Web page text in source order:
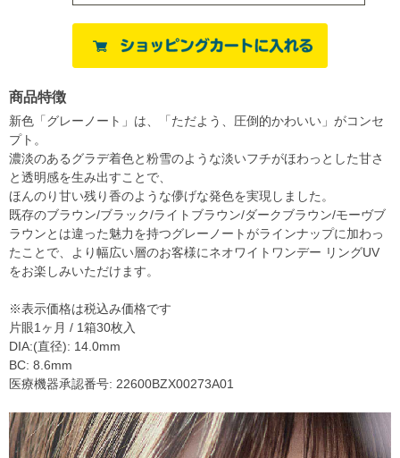
商品特徴
新色「グレーノート」は、「ただよう、圧倒的かわいい」がコンセ
プト。
濃淡のあるグラデ着色と粉雪のような淡いフチがほわっとした甘さ
と透明感を生み出すことで、
ほんのり甘い残り香のような儚げな発色を実現しました。
既存のブラウン/ブラック/ライトブラウン/ダークブラウン/モーヴブ
ラウンとは違った魅力を持つグレーノートがラインナップに加わっ
たことで、より幅広い層のお客様にネオワイトワンデー リングUV
をお楽しみいただけます。
※表示価格は税込み価格です
片眼1ヶ月 / 1箱30枚入
DIA:(直径): 14.0mm
BC: 8.6mm
医療機器承認番号: 22600BZX00273A01